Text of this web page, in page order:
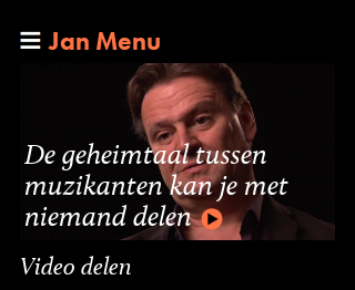
Jan Menu
De geheimtaal tussen
muzikanten kan je met
niemand delen
Video delen